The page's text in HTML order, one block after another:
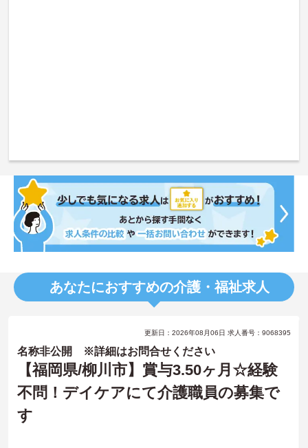
あなたにおすすめの介護・福祉求人
更新日：2026年08月06日 求人番号：9068395
名称非公開 ※詳細はお問合せください
【福岡県/柳川市】賞与3.50ヶ月☆経験
不問！デイケアにて介護職員の募集で
す